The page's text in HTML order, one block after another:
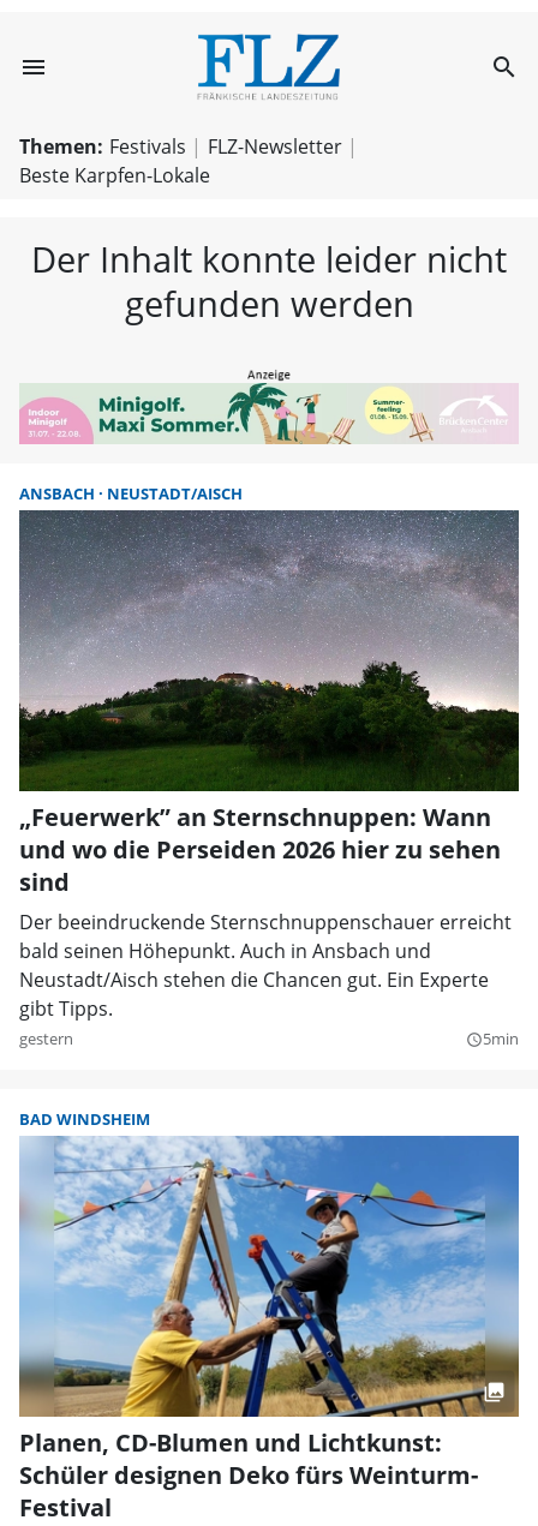
menu FLZ – search
Themen: Festivals
FLZ-Newsletter
Beste Karpfen-Lokale
Der Inhalt konnte leider nicht
gefunden werden
ANSBACH NEUSTADT/AISCH
„Feuerwerk” an Sternschnuppen: Wann
und wo die Perseiden 2026 hier zu sehen
sind
Der beeindruckende Sternschnuppenschauer erreicht
bald seinen Höhepunkt. Auch in Ansbach und
Neustadt/Aisch stehen die Chancen gut. Ein Experte
gibt Tipps.
gestern query_builder5min
BAD WINDSHEIM
Planen, CD-Blumen und Lichtkunst:
Schüler designen Deko fürs Weinturm-
Festival